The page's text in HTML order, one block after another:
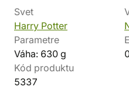
Svet
Harry Potter
Parametre
Váha: 630 g
Kód produktu
5337